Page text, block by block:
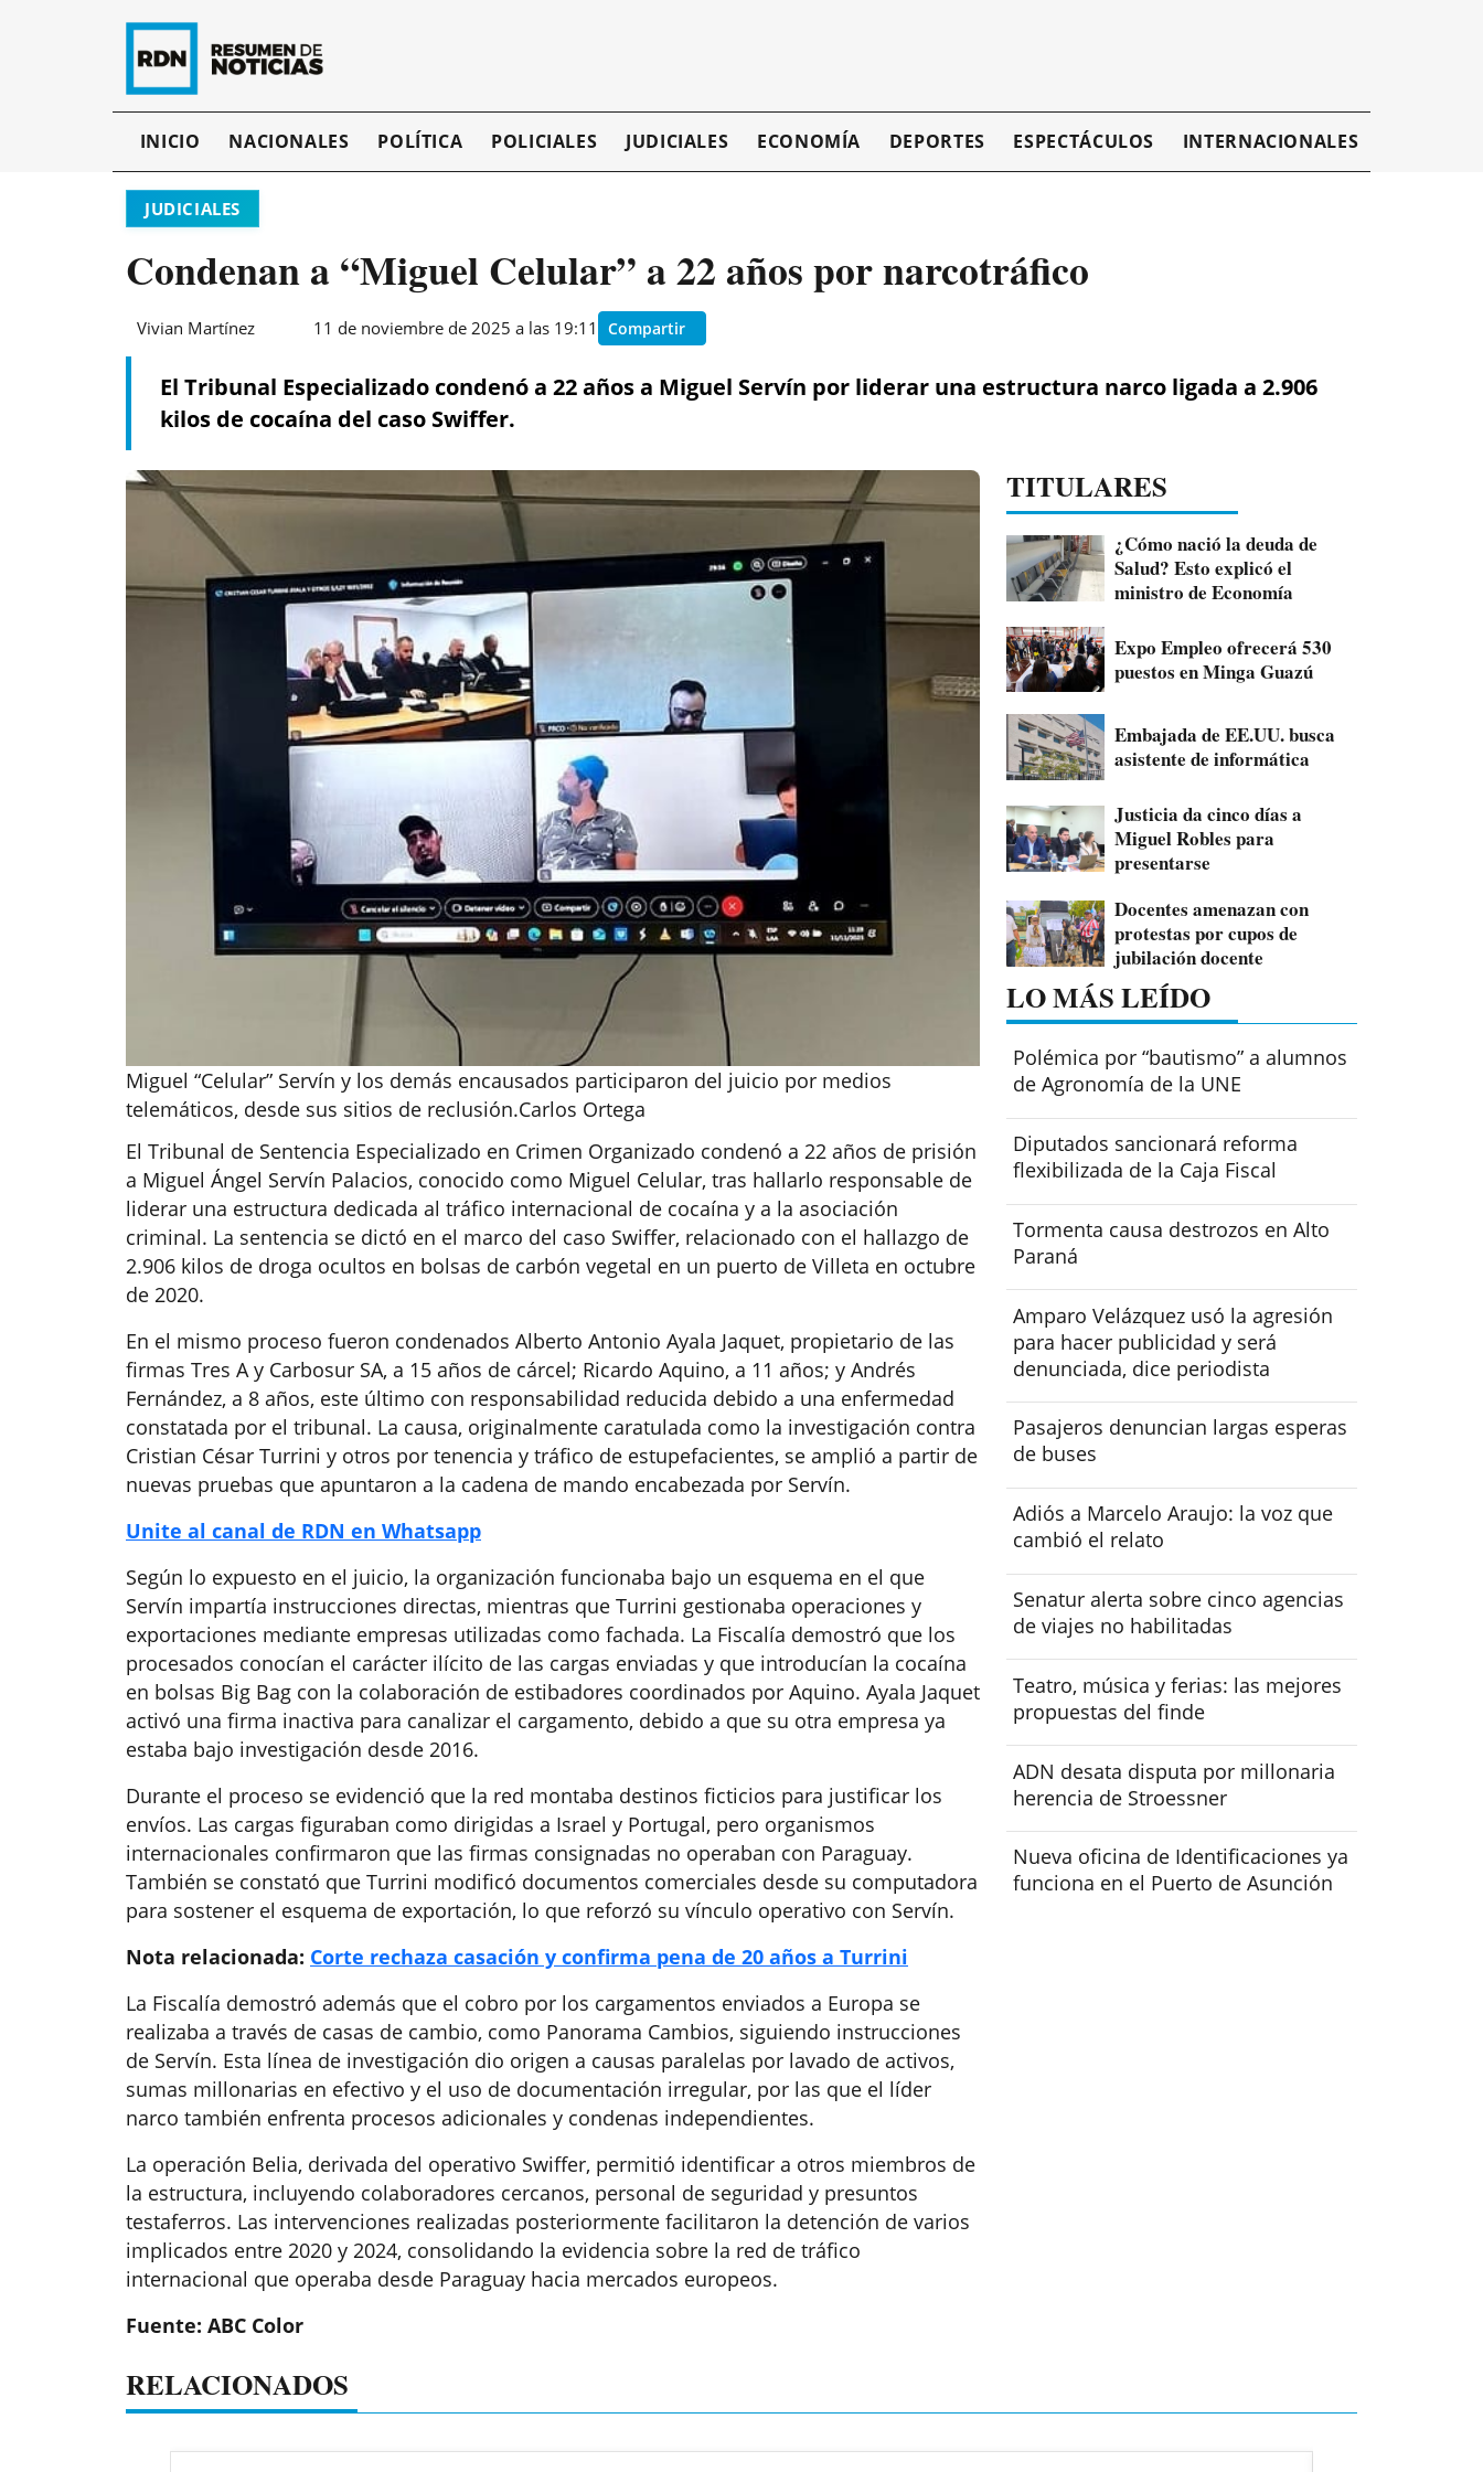
INICIO NACIONALES POLÍTICA POLICIALES JUDICIALES ECONOMÍA DEPORTES ESPECTÁCULOS INTERNACIONALES
JUDICIALES
Condenan a “Miguel Celular” a 22 años por narcotráfico
Vivian Martínez 11 de noviembre de 2025 a las 19:11 Compartir
El Tribunal Especializado condenó a 22 años a Miguel Servín por liderar una estructura narco ligada a 2.906
kilos de cocaína del caso Swiffer.
Miguel “Celular” Servín y los demás encausados participaron del juicio por medios
telemáticos, desde sus sitios de reclusión.Carlos Ortega
El Tribunal de Sentencia Especializado en Crimen Organizado condenó a 22 años de prisión
a Miguel Ángel Servín Palacios, conocido como Miguel Celular, tras hallarlo responsable de
liderar una estructura dedicada al tráfico internacional de cocaína y a la asociación
criminal. La sentencia se dictó en el marco del caso Swiffer, relacionado con el hallazgo de
2.906 kilos de droga ocultos en bolsas de carbón vegetal en un puerto de Villeta en octubre
de 2020.
En el mismo proceso fueron condenados Alberto Antonio Ayala Jaquet, propietario de las
firmas Tres A y Carbosur SA, a 15 años de cárcel; Ricardo Aquino, a 11 años; y Andrés
Fernández, a 8 años, este último con responsabilidad reducida debido a una enfermedad
constatada por el tribunal. La causa, originalmente caratulada como la investigación contra
Cristian César Turrini y otros por tenencia y tráfico de estupefacientes, se amplió a partir de
nuevas pruebas que apuntaron a la cadena de mando encabezada por Servín.
Unite al canal de RDN en Whatsapp
Según lo expuesto en el juicio, la organización funcionaba bajo un esquema en el que
Servín impartía instrucciones directas, mientras que Turrini gestionaba operaciones y
exportaciones mediante empresas utilizadas como fachada. La Fiscalía demostró que los
procesados conocían el carácter ilícito de las cargas enviadas y que introducían la cocaína
en bolsas Big Bag con la colaboración de estibadores coordinados por Aquino. Ayala Jaquet
activó una firma inactiva para canalizar el cargamento, debido a que su otra empresa ya
estaba bajo investigación desde 2016.
Durante el proceso se evidenció que la red montaba destinos ficticios para justificar los
envíos. Las cargas figuraban como dirigidas a Israel y Portugal, pero organismos
internacionales confirmaron que las firmas consignadas no operaban con Paraguay.
También se constató que Turrini modificó documentos comerciales desde su computadora
para sostener el esquema de exportación, lo que reforzó su vínculo operativo con Servín.
Nota relacionada: Corte rechaza casación y confirma pena de 20 años a Turrini
La Fiscalía demostró además que el cobro por los cargamentos enviados a Europa se
realizaba a través de casas de cambio, como Panorama Cambios, siguiendo instrucciones
de Servín. Esta línea de investigación dio origen a causas paralelas por lavado de activos,
sumas millonarias en efectivo y el uso de documentación irregular, por las que el líder
narco también enfrenta procesos adicionales y condenas independientes.
La operación Belia, derivada del operativo Swiffer, permitió identificar a otros miembros de
la estructura, incluyendo colaboradores cercanos, personal de seguridad y presuntos
testaferros. Las intervenciones realizadas posteriormente facilitaron la detención de varios
implicados entre 2020 y 2024, consolidando la evidencia sobre la red de tráfico
internacional que operaba desde Paraguay hacia mercados europeos.
Fuente: ABC Color
TITULARES
¿Cómo nació la deuda de
Salud? Esto explicó el
ministro de Economía
Expo Empleo ofrecerá 530
puestos en Minga Guazú
Embajada de EE.UU. busca
asistente de informática
Justicia da cinco días a
Miguel Robles para
presentarse
Docentes amenazan con
protestas por cupos de
jubilación docente
LO MÁS LEÍDO
Polémica por “bautismo” a alumnos
de Agronomía de la UNE
Diputados sancionará reforma
flexibilizada de la Caja Fiscal
Tormenta causa destrozos en Alto
Paraná
Amparo Velázquez usó la agresión
para hacer publicidad y será
denunciada, dice periodista
Pasajeros denuncian largas esperas
de buses
Adiós a Marcelo Araujo: la voz que
cambió el relato
Senatur alerta sobre cinco agencias
de viajes no habilitadas
Teatro, música y ferias: las mejores
propuestas del finde
ADN desata disputa por millonaria
herencia de Stroessner
Nueva oficina de Identificaciones ya
funciona en el Puerto de Asunción
RELACIONADOS